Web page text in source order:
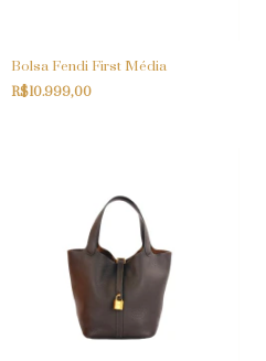
Bolsa Fendi First Média
R$10.999,00